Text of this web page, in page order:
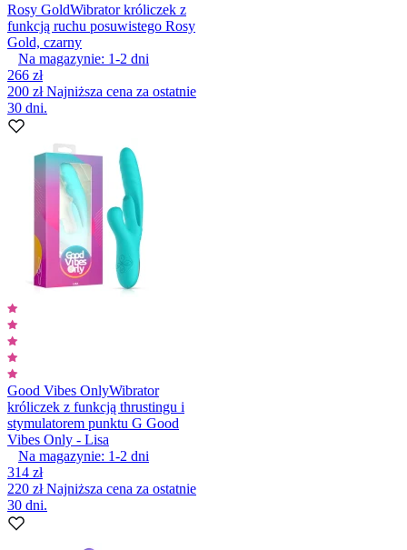
Rosy GoldWibrator króliczek z
funkcją ruchu posuwistego Rosy
Gold, czarny
Na magazynie: 1-2 dni
266 zł
200 złNajniższa cena za ostatnie
30 dni.
Good Vibes OnlyWibrator
króliczek z funkcją thrustingu i
stymulatorem punktu G Good
Vibes Only - Lisa
Na magazynie: 1-2 dni
314 zł
220 złNajniższa cena za ostatnie
30 dni.